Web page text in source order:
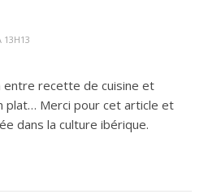
13H13
entre recette de cuisine et
plat… Merci pour cet article et
dans la culture ibérique.